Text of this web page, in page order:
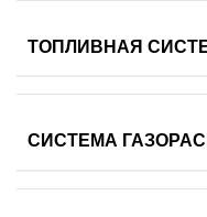
ТОПЛИВНАЯ
СИСТЕМА